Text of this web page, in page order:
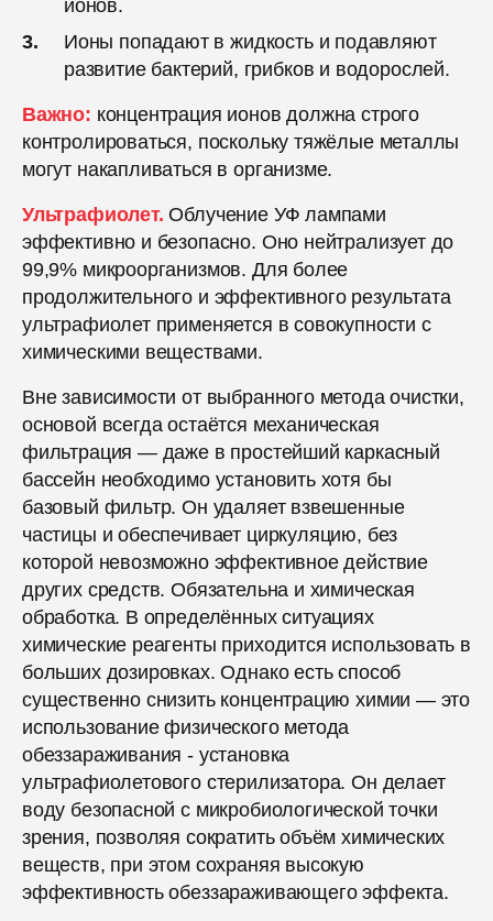
ионов.
Ионы попадают в жидкость и подавляют
развитие бактерий, грибков и водорослей.
Важно: концентрация ионов должна строго
контролироваться, поскольку тяжёлые металлы
могут накапливаться в организме.
Ультрафиолет. Облучение УФ лампами
эффективно и безопасно. Оно нейтрализует до
99,9% микроорганизмов. Для более
продолжительного и эффективного результата
ультрафиолет применяется в совокупности с
химическими веществами.
Вне зависимости от выбранного метода очистки,
основой всегда остаётся механическая
фильтрация — даже в простейший каркасный
бассейн необходимо установить хотя бы
базовый фильтр. Он удаляет взвешенные
частицы и обеспечивает циркуляцию, без
которой невозможно эффективное действие
других средств. Обязательна и химическая
обработка. В определённых ситуациях
химические реагенты приходится использовать в
больших дозировках. Однако есть способ
существенно снизить концентрацию химии — это
использование физического метода
обеззараживания - установка
ультрафиолетового стерилизатора. Он делает
воду безопасной с микробиологической точки
зрения, позволяя сократить объём химических
веществ, при этом сохраняя высокую
эффективность обеззараживающего эффекта.